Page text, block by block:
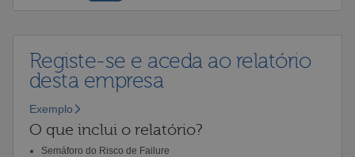
Registe-se e aceda ao relatório
desta empresa
Exemplo
O que inclui o relatório?
Semáforo do Risco de Failure